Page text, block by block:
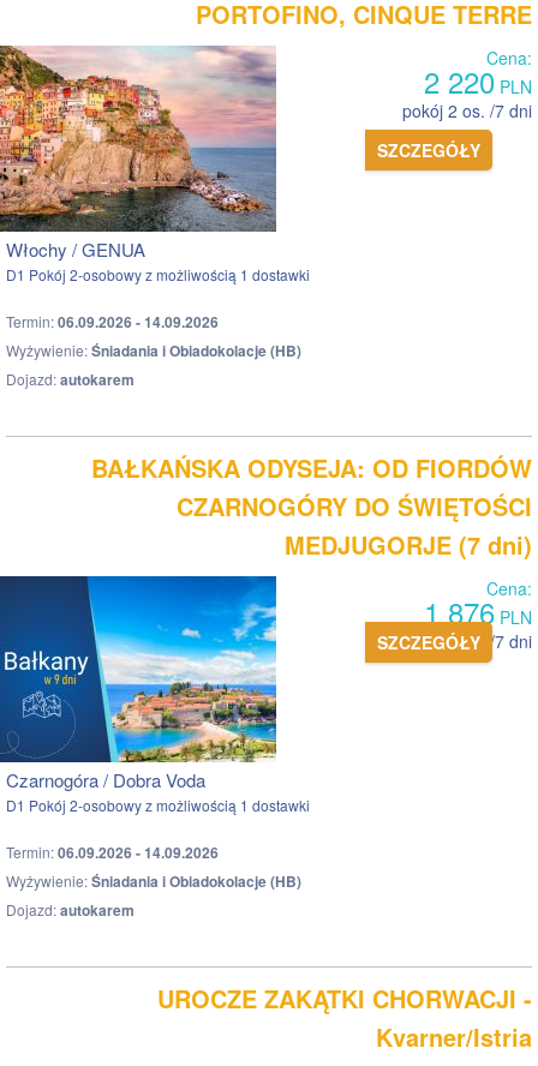
PORTOFINO, CINQUE TERRE
Cena:
2 220 PLN
pokój 2 os. /7 dni
SZCZEGÓŁY
Włochy / GENUA
D1 Pokój 2-osobowy z możliwością 1 dostawki
Termin:06.09.2026 - 14.09.2026
Wyżywienie:Śniadania i Obiadokolacje (HB)
Dojazd:autokarem
BAŁKAŃSKA ODYSEJA: OD FIORDÓW
CZARNOGÓRY DO ŚWIĘTOŚCI
MEDJUGORJE (7 dni)
Cena:
1 876 PLN
pokój 2 os. /7 dni
SZCZEGÓŁY
Czarnogóra / Dobra Voda
D1 Pokój 2-osobowy z możliwością 1 dostawki
Termin:06.09.2026 - 14.09.2026
Wyżywienie:Śniadania i Obiadokolacje (HB)
Dojazd:autokarem
UROCZE ZAKĄTKI CHORWACJI -
Kvarner/Istria